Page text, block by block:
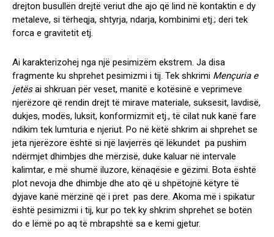
drejton busullën drejtë veriut dhe ajo që lind në kontaktin e dy
metaleve, si tërheqja, shtyrja, ndarja, kombinimi etj.; deri tek
forca e gravitetit etj.
Ai karakterizohej nga një pesimizëm ekstrem. Ja disa
fragmente ku shprehet pesimizmi i tij. Tek shkrimi Mençuria e
jetësai shkruan për veset, manitë e kotësinë e veprimeve
njerëzore që rendin drejt të mirave materiale, suksesit, lavdisë,
dukjes, modës, luksit, konformizmit etj., të cilat nuk kanë fare
ndikim tek lumturia e njeriut. Po në këtë shkrim ai shprehet se
jeta njerëzore është si një lavjerrës që lëkundet pa pushim
ndërmjet dhimbjes dhe mërzisë, duke kaluar në intervale
kalimtar, e më shumë iluzore, kënaqësie e gëzimi. Bota është
plot nevoja dhe dhimbje dhe ato që u shpëtojnë këtyre të
dyjave kanë mërzinë që i pret pas dere. Akoma më i spikatur
është pesimizmi i tij, kur po tek ky shkrim shprehet se botën
do e lëmë po aq të mbrapshtë sa e kemi gjetur.